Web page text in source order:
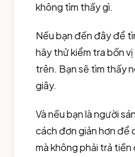
không tìm thấy gì.
Nếu bạn đến đây để
hãy thử kiểm tra bốn
trên. Bạn sẽ tìm thấy
giây.
Và nếu bạn là người
cách đơn giản hơn để
mà không phải trả